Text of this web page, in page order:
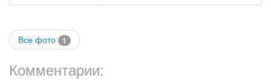
Все фото 1
Комментарии: